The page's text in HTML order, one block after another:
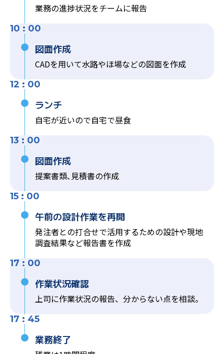
業務の進捗状況をチームに報告
10 : 00
図面作成
CADを用いて水路やほ場などの図面を作成
12 : 00
ランチ
自宅が近いので自宅で昼食
13 : 00
図面作成
提案書類､見積書の作成
15 : 00
午前の設計作業を再開
発注者との打合せで活用するための設計や現地
調査結果など報告書を作成
17 : 00
作業状況確認
上司に作業状況の報告、分からない点を相談。
17 : 45
業務終了